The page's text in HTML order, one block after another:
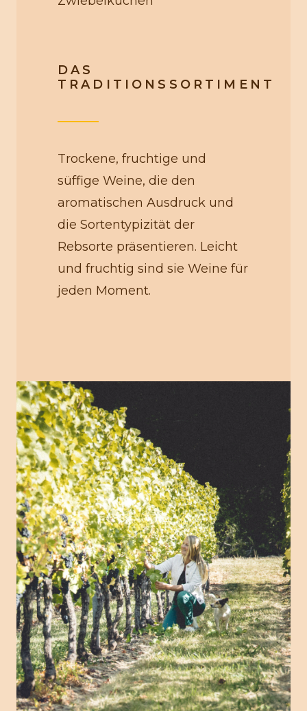
DAS
TRADITIONSSORTIMENT
Trockene, fruchtige und
süffige Weine, die den
aromatischen Ausdruck und
die Sortentypizität der
Rebsorte präsentieren. Leicht
und fruchtig sind sie Weine für
jeden Moment.